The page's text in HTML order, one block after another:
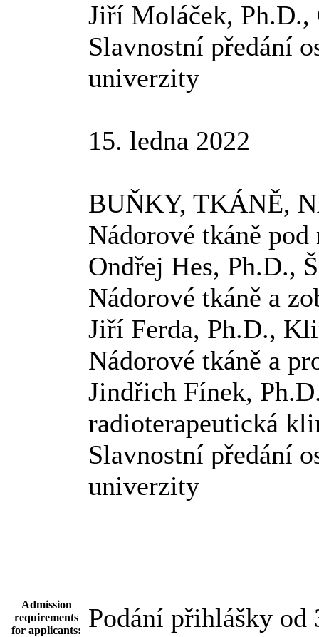
Jiří Moláček,
Slavnostní předání
univerzity
15. ledna 2022
BUŇKY, TKÁNĚ,
Nádorové tkáně
Ondřej Hes, Ph.D.,
Nádorové tkáně a
Jiří Ferda, Ph.D.,
Nádorové tkáně a
Jindřich Fínek,
radioterapeutická
Slavnostní předání
univerzity
Admission
requirements
for applicants:
Podání přihlášky od